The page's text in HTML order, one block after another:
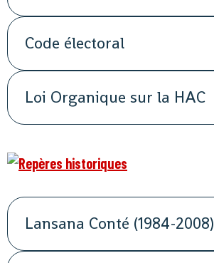
Code électoral
Loi Organique sur la HAC
Lansana Conté (1984-2008)